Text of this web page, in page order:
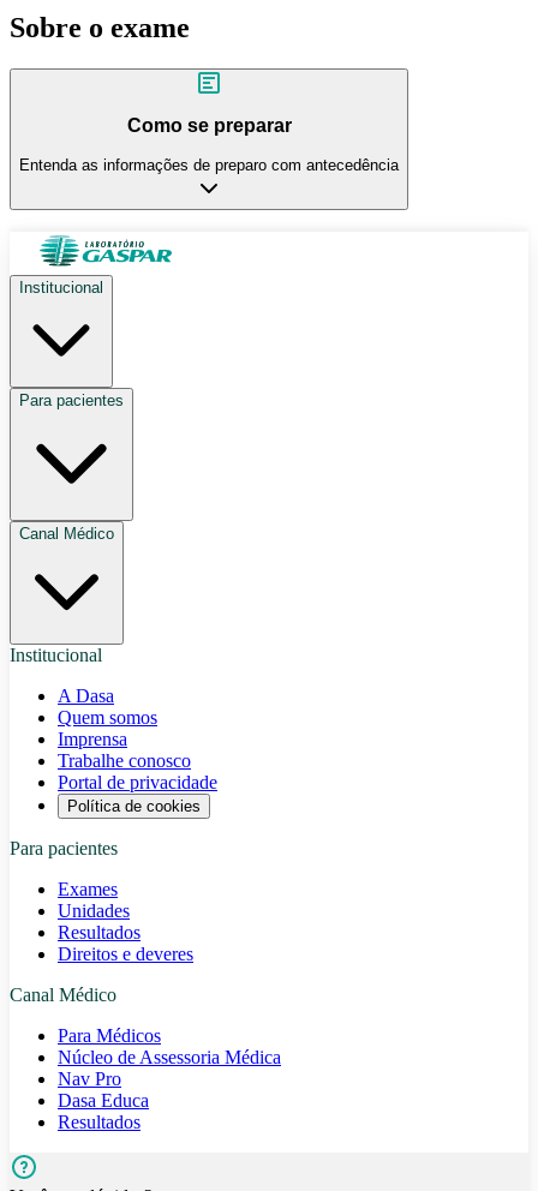
Sobre o exame
Como se preparar
Entenda as informações de preparo com antecedência
Institucional
Para pacientes
Canal Médico
Institucional
A Dasa
Quem somos
Imprensa
Trabalhe conosco
Portal de privacidade
Política de cookies
Para pacientes
Exames
Unidades
Resultados
Direitos e deveres
Canal Médico
Para Médicos
Núcleo de Assessoria Médica
Nav Pro
Dasa Educa
Resultados